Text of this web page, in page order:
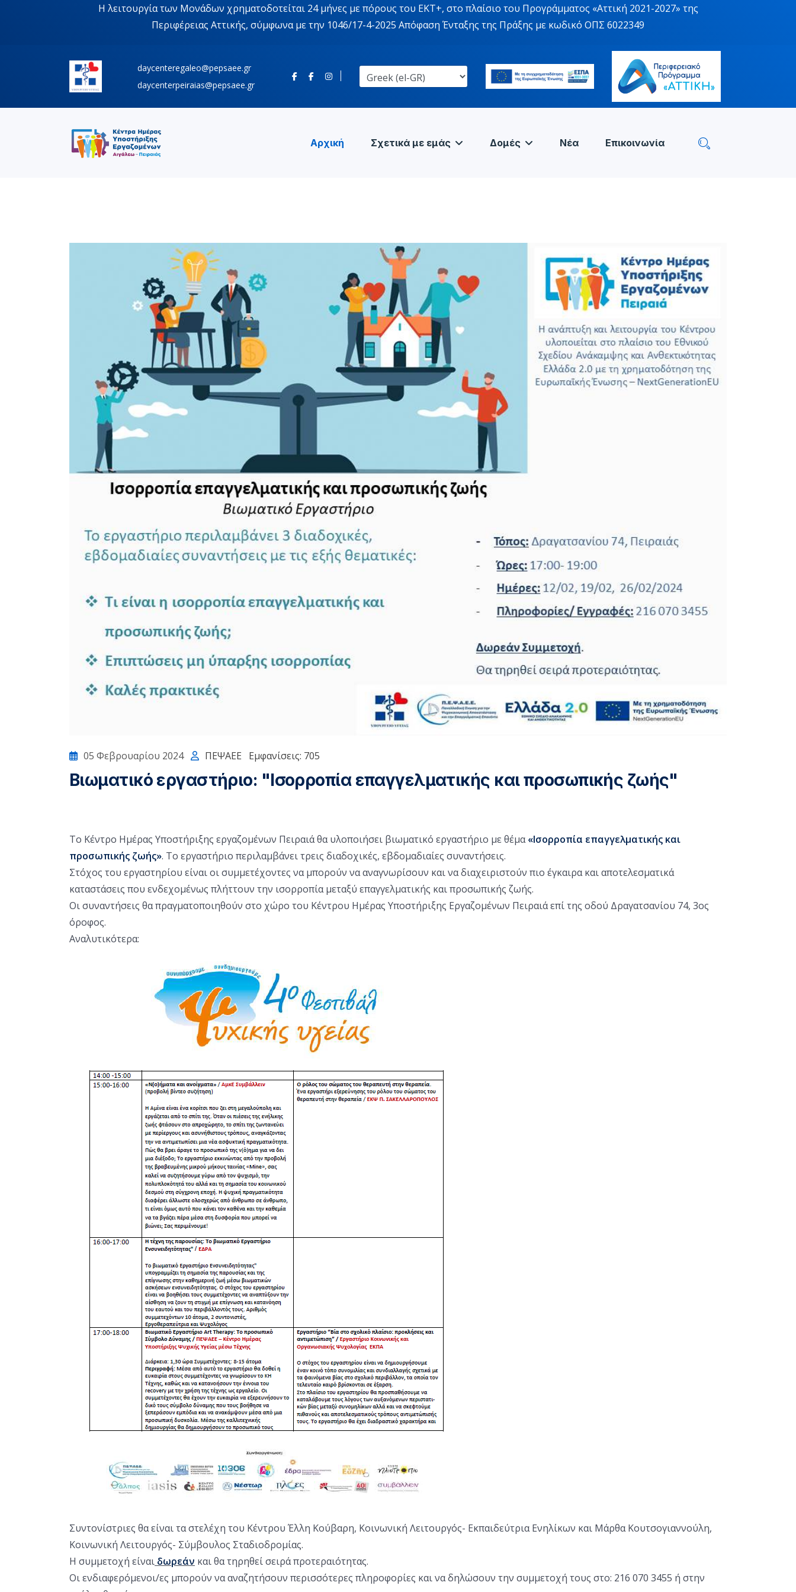
Η λειτουργία των Μονάδων χρηματοδοτείται 24 μήνες με πόρους του ΕΚΤ+, στο πλαίσιο του Προγράμματος «Αττική 2021-2027» της
Περιφέρειας Αττικής, σύμφωνα με την 1046/17-4-2025 Απόφαση Ένταξης της Πράξης με κωδικό ΟΠΣ 6022349
daycenteregaleo@pepsaee.gr
daycenterpeiraias@pepsaee.gr
Αρχική Σχετικά με εμάς Δομές Νέα Επικοινωνία
05 Φεβρουαρίου 2024 ΠΕΨΑΕΕ Εμφανίσεις: 705
Βιωματικό εργαστήριο: "Ισορροπία επαγγελματικής και προσωπικής ζωής"
Το Κέντρο Ημέρας Υποστήριξης εργαζομένων Πειραιά θα υλοποιήσει βιωματικό εργαστήριο με θέμα«Ισορροπία επαγγελματικής και
προσωπικής ζωής». Το εργαστήριο περιλαμβάνει τρεις διαδοχικές, εβδομαδιαίες συναντήσεις.
Στόχος του εργαστηρίου είναι οι συμμετέχοντες να μπορούν να αναγνωρίσουν και να διαχειριστούν πιο έγκαιρα και αποτελεσματικά
καταστάσεις που ενδεχομένως πλήττουν την ισορροπία μεταξύ επαγγελματικής και προσωπικής ζωής.
Οι συναντήσεις θα πραγματοποιηθούν στο χώρο του Κέντρου Ημέρας Υποστήριξης Εργαζομένων Πειραιά επί της οδού Δραγατσανίου 74, 3ος
όροφος.
Αναλυτικότερα:
Συντονίστριες θα είναι τα στελέχη του Κέντρου Έλλη Κούβαρη, Κοινωνική Λειτουργός- Εκπαιδεύτρια Ενηλίκων και Μάρθα Κουτσογιαννούλη,
Κοινωνική Λειτουργός- Σύμβουλος Σταδιοδρομίας.
Η συμμετοχή είναι δωρεάν και θα τηρηθεί σειρά προτεραιότητας.
Οι ενδιαφερόμενοι/ες μπορούν να αναζητήσουν περισσότερες πληροφορίες και να δηλώσουν την συμμετοχή τους στο: 216 070 3455 ή στην